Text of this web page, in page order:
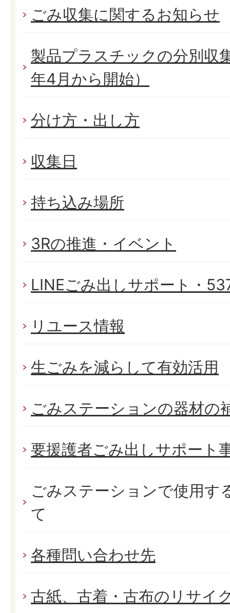
ごみ収集に関するお知らせ
製品プラスチックの分別収
年4月から開始）
分け方・出し方
収集日
持ち込み場所
3Rの推進・イベント
LINEごみ出しサポート・
リユース情報
生ごみを減らして有効活用
ごみステーションの器材の
要援護者ごみ出しサポート
ごみステーションで使用す
て
各種問い合わせ先
古紙、古着・古布のリサイ